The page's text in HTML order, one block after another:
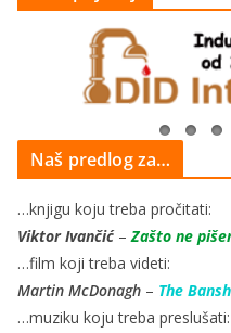
Naš predlog za…
…knjigu koju treba pročitati:
Viktor Ivančić– Zašto ne
…film koji treba videti:
Martin McDonagh – The
…muziku koju treba preslušati: